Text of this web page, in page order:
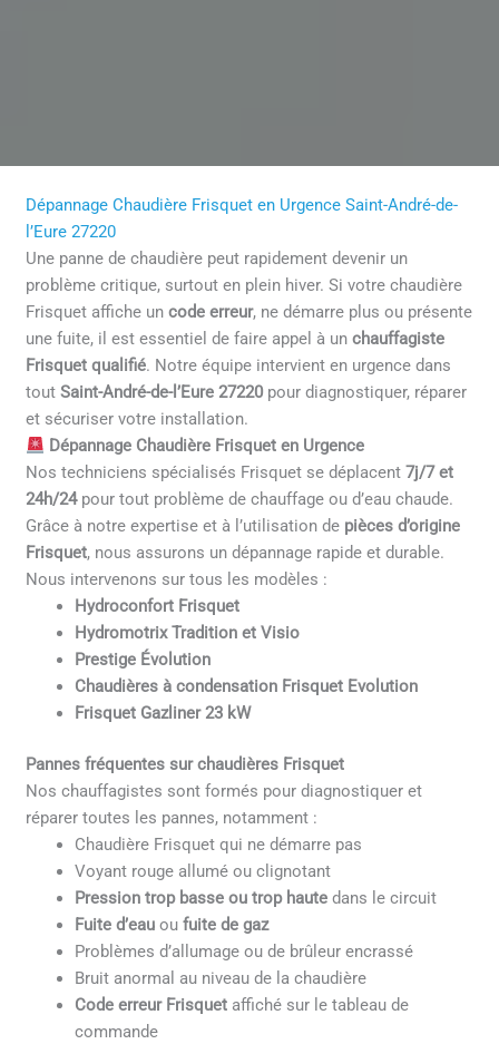
Dépannage Chaudière Frisquet en Urgence Saint-André-de-
l’Eure 27220
Une panne de chaudière peut rapidement devenir un
problème critique, surtout en plein hiver. Si votre chaudière
Frisquet affiche uncode erreur, ne démarre plus ou présente
une fuite, il est essentiel de faire appel à unchauffagiste
Frisquet qualifié. Notre équipe intervient en urgence dans
toutSaint-André-de-l’Eure 27220 pour diagnostiquer, réparer
et sécuriser votre installation.
Dépannage Chaudière Frisquet en Urgence
Nos techniciens spécialisés Frisquet se déplacent7j/7 et
24h/24pour tout problème de chauffage ou d’eau chaude.
Grâce à notre expertise et à l’utilisation de pièces d’origine
Frisquet, nous assurons un dépannage rapide et durable.
Nous intervenons sur tous les modèles :
Hydroconfort Frisquet
Hydromotrix Tradition et Visio
Prestige Évolution
Chaudières à condensation Frisquet Evolution
Frisquet Gazliner 23 kW
Pannes fréquentes sur chaudières Frisquet
Nos chauffagistes sont formés pour diagnostiquer et
réparer toutes les pannes, notamment :
Chaudière Frisquet qui ne démarre pas
Voyant rouge allumé ou clignotant
Pression trop basse ou trop haute dans le circuit
Fuite d’eau oufuite de gaz
Problèmes d’allumage ou de brûleur encrassé
Bruit anormal au niveau de la chaudière
Code erreur Frisquet affiché sur le tableau de
commande